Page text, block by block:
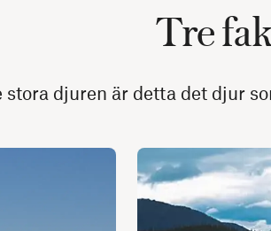
Tre
stora djuren är detta det djur